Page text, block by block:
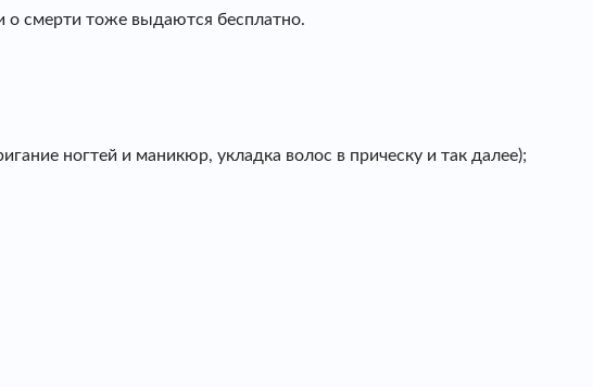
о смерти тоже выдаются бесплатно.
ногтей и маникюр, укладка волос в прическу и так далее);